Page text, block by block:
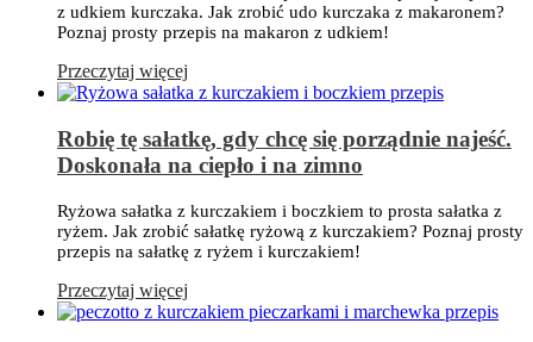
z udkiem kurczaka. Jak zrobić udo kurczaka z makaronem?
Poznaj prosty przepis na makaron z udkiem!
Przeczytaj więcej
Robię tę sałatkę, gdy chcę się porządnie najeść.
Doskonała na ciepło i na zimno
Ryżowa sałatka z kurczakiem i boczkiem to prosta sałatka z
ryżem. Jak zrobić sałatkę ryżową z kurczakiem? Poznaj prosty
przepis na sałatkę z ryżem i kurczakiem!
Przeczytaj więcej